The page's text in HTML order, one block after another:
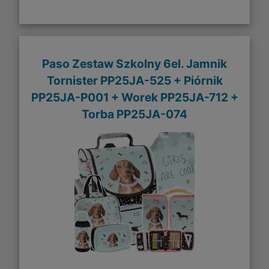
Paso Zestaw Szkolny 6el. Jamnik
Tornister PP25JA-525 + Piórnik
PP25JA-P001 + Worek PP25JA-712 +
Torba PP25JA-074